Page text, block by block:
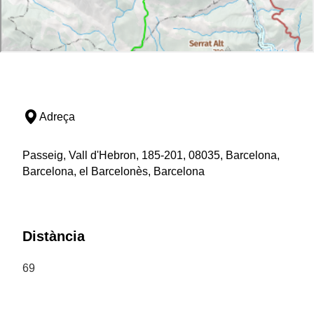
Adreça
Passeig, Vall d'Hebron, 185-201, 08035, Barcelona,
Barcelona, el Barcelonès, Barcelona
Distància
69